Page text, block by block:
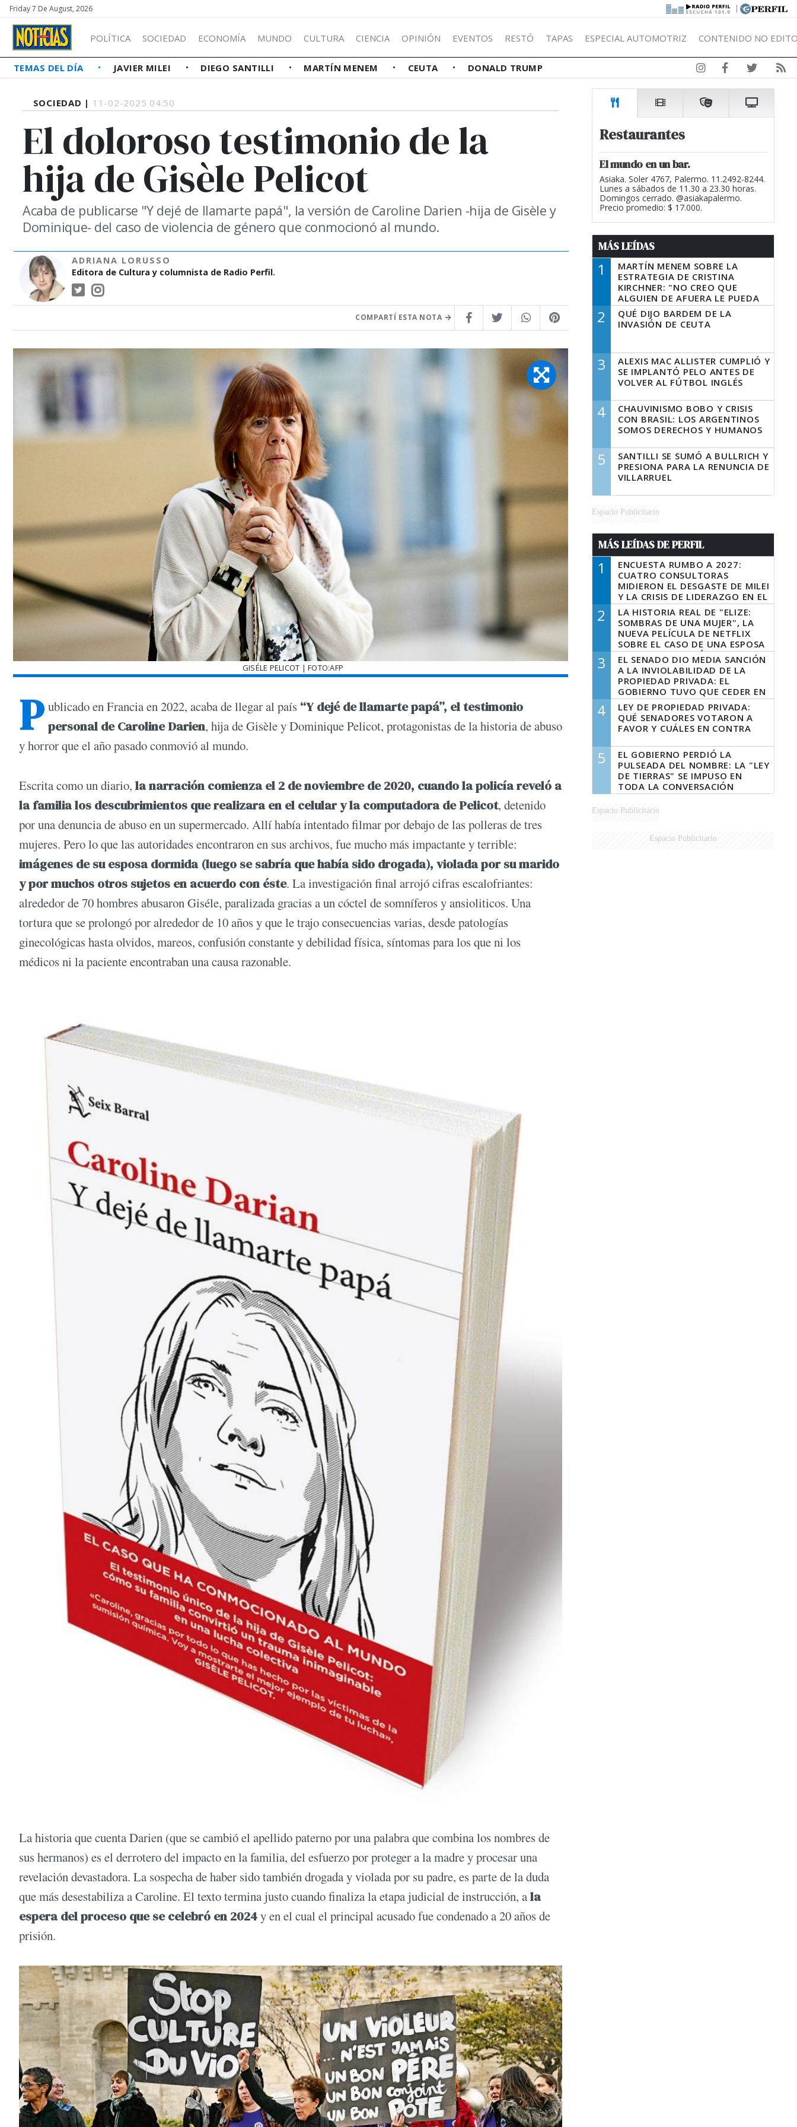
Friday 7 De August, 2026 |
POLÍTICA SOCIEDAD ECONOMÍA MUNDO CULTURA CIENCIA OPINIÓN EVENTOS RESTÓ TAPAS ESPECIAL AUTOMOTRIZ CONTENIDO NO
TEMAS DEL DÍA JAVIER MILEI DIEGO SANTILLI MARTÍN MENEM CEUTA DONALD TRUMP
SOCIEDAD | 11-02-2025 04:50
El doloroso testimonio de la
hija de Gisèle Pelicot
Acaba de publicarse "Y dejé de llamarte papá", la versión de Caroline Darien -hija de Gisèle y
Dominique- del caso de violencia de género que conmocionó al mundo.
ADRIANA LORUSSO
Editora de Cultura y columnista de Radio Perfil.
COMPARTÍ ESTA NOTA
GISÉLE PELICOT | FOTO:AFP
P ublicado en Francia en 2022, acaba de llegar al país “Y dejé de llamarte papá”, el testimonio
personal de Caroline Darien, hija de Gisèle y Dominique Pelicot, protagonistas de la historia de abuso
y horror que el año pasado conmovió al mundo.
Escrita como un diario, la narración comienza el 2 de noviembre de 2020, cuando la policía reveló a
la familia los descubrimientos que realizara en el celular y la computadora de Pelicot, detenido
por una denuncia de abuso en un supermercado. Allí había intentado filmar por debajo de las polleras de tres
mujeres. Pero lo que las autoridades encontraron en sus archivos, fue mucho más impactante y terrible:
imágenes de su esposa dormida (luego se sabría que había sido drogada), violada por su marido
y por muchos otros sujetos en acuerdo con éste. La investigación final arrojó cifras escalofriantes:
alrededor de 70 hombres abusaron Giséle, paralizada gracias a un cóctel de somníferos y ansioliticos. Una
tortura que se prolongó por alrededor de 10 años y que le trajo consecuencias varias, desde patologías
ginecológicas hasta olvidos, mareos, confusión constante y debilidad física, síntomas para los que ni los
médicos ni la paciente encontraban una causa razonable.
La historia que cuenta Darien (que se cambió el apellido paterno por una palabra que combina los nombres de
sus hermanos) es el derrotero del impacto en la familia, del esfuerzo por proteger a la madre y procesar una
revelación devastadora. La sospecha de haber sido también drogada y violada por su padre, es parte de la duda
que más desestabiliza a Caroline. El texto termina justo cuando finaliza la etapa judicial de instrucción, ala
espera del proceso que se celebró en 2024y en el cual el principal acusado fue condenado a 20 años de
prisión.
Restaurantes
El mundo en un bar.
Asiaka. Soler 4767, Palermo. 11.2492-8244.
Lunes a sábados de 11.30 a 23.30 horas.
Domingos cerrado. @asiakapalermo.
Precio promedio: $ 17.000.
MÁS LEÍDAS
1
MARTÍN MENEM SOBRE LA
ESTRATEGIA DE CRISTINA
KIRCHNER: "NO CREO QUE
ALGUIEN DE AFUERA LE PUEDA
DECIR A LA JUSTICIA LO QUE
TIENE QUE HACER"
2
QUÉ DIJO BARDEM DE LA
INVASIÓN DE CEUTA
3
ALEXIS MAC ALLISTER CUMPLIÓ Y
SE IMPLANTÓ PELO ANTES DE
VOLVER AL FÚTBOL INGLÉS
4
CHAUVINISMO BOBO Y CRISIS
CON BRASIL: LOS ARGENTINOS
SOMOS DERECHOS Y HUMANOS
5
SANTILLI SE SUMÓ A BULLRICH Y
PRESIONA PARA LA RENUNCIA DE
VILLARRUEL
Espacio Publicitario
MÁS LEÍDAS DE PERFIL
1
ENCUESTA RUMBO A 2027:
CUATRO CONSULTORAS
MIDIERON EL DESGASTE DE MILEI
Y LA CRISIS DE LIDERAZGO EN EL
PERONISMO
2
LA HISTORIA REAL DE "ELIZE:
SOMBRAS DE UNA MUJER", LA
NUEVA PELÍCULA DE NETFLIX
SOBRE EL CASO DE UNA ESPOSA
QUE DESCUARTIZÓ A SU
MARIDO
3
EL SENADO DIO MEDIA SANCIÓN
A LA INVIOLABILIDAD DE LA
PROPIEDAD PRIVADA: EL
GOBIERNO TUVO QUE CEDER EN
LA LEY DEL MANEJO DEL FUEGO
4
LEY DE PROPIEDAD PRIVADA:
QUÉ SENADORES VOTARON A
FAVOR Y CUÁLES EN CONTRA
5
EL GOBIERNO PERDIÓ LA
PULSEADA DEL NOMBRE: LA "LEY
DE TIERRAS" SE IMPUSO EN
TODA LA CONVERSACIÓN
DIGITAL
Espacio Publicitario
Espacio Publicitario